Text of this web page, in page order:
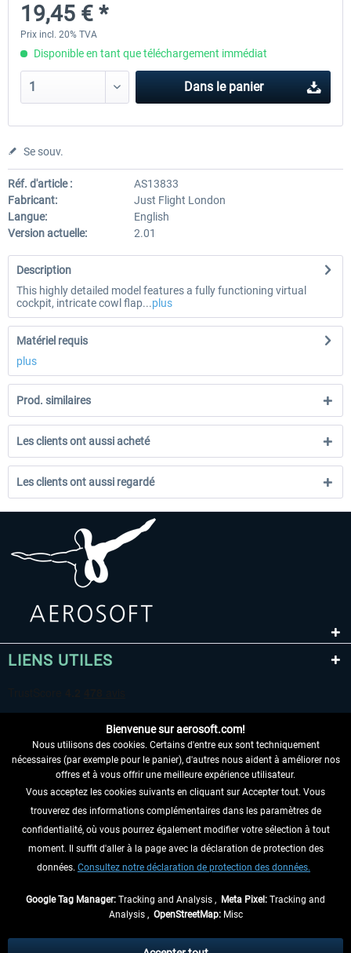
52,77 € *
19,45 € *
Prix incl. 20% TVA
Disponible en tant que téléchargement immédiat
Dans le panier
Se souv.
Réf. d'article :
AS13833
Fabricant:
Just Flight London
Langue:
English
Version actuelle:
2.01
Description
This highly detailed model features a fully functioning virtual
cockpit, intricate cowl flap...plus
Matériel requis
plus
Prod. similaires
Les clients ont aussi acheté
Les clients ont aussi regardé
LIENS UTILES
RENONCER AU CONTRAT ICI
INFORMATIONS
NE MANQUEZ PAS LES DERNIÈRES
échéant, frais de remboursement, si aucune description contraire.
Bienvenue sur aerosoft.com!
Nous utilisons des cookies. Certains d'entre eux sont techniquement
nécessaires (par exemple pour le panier), d'autres nous aident à améliorer nos
offres et à vous offrir une meilleure expérience utilisateur.
Vous acceptez les cookies suivants en cliquant sur Accepter tout. Vous
trouverez des informations complémentaires dans les paramètres de
confidentialité, où vous pourrez également modifier votre sélection à tout
moment. Il suffit d'aller à la page avec la déclaration de protection des
données. Consultez notre déclaration de protection des données.
Google Tag Manager: Tracking and Analysis , Meta Pixel: Tracking and
Analysis , OpenStreetMap:Misc